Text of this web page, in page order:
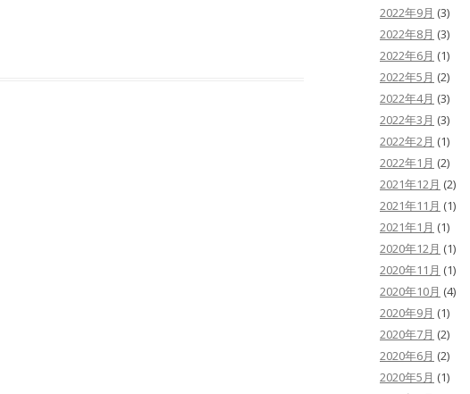
2022年9月 (3)
2022年8月 (3)
2022年6月 (1)
2022年5月 (2)
2022年4月 (3)
2022年3月 (3)
2022年2月 (1)
2022年1月 (2)
2021年12月 (2)
2021年11月 (1)
2021年1月 (1)
2020年12月 (1)
2020年11月 (1)
2020年10月 (4)
2020年9月 (1)
2020年7月 (2)
2020年6月 (2)
2020年5月 (1)